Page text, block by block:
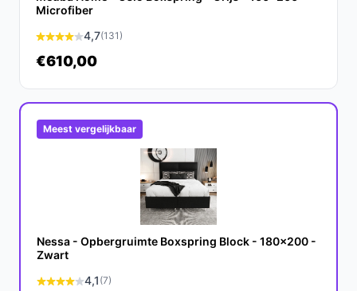
Veelgestelde vragen
Hoe lang gaat dit product mee?
meegaat.
Is dit geschikt voor een kleinere slaapkamer?
Ja, deze boxspring is perfect voor kleinere ruimtes,
dankzij de geïntegreerde opbergruimte die helpt bij het
maximaliseren van de beschikbare ruimte.
Wat zijn de belangrijkste verschillen met andere
Microfiber
4,7(131)
€610,00
Meest vergelijkbaar
Nessa - Opbergruimte Boxspring Block - 180x200 -
Zwart
4,1 (7)